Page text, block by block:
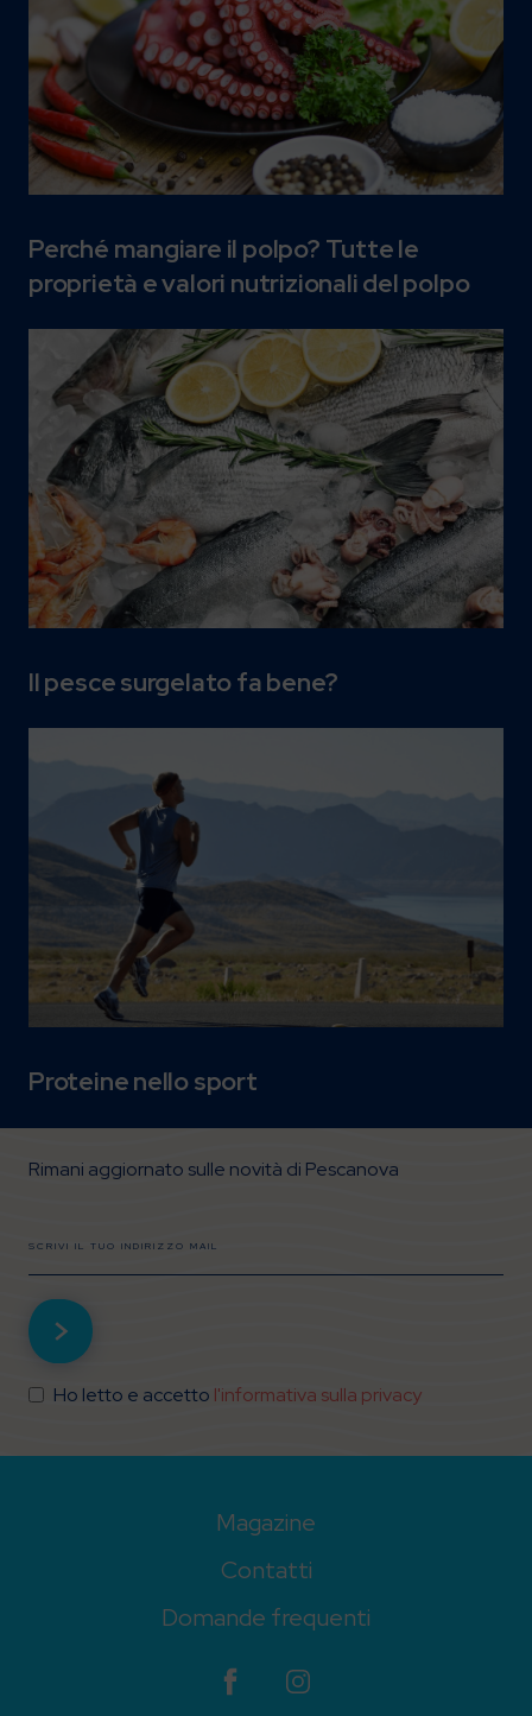
Perché mangiare il polpo? Tutte le
proprietà e valori nutrizionali del polpo
Il pesce surgelato fa bene?
Proteine nello sport
Rimani aggiornato sulle novità di Pescanova
Ho letto e accetto l'informativa sulla privacy
Magazine
Contatti
Domande frequenti